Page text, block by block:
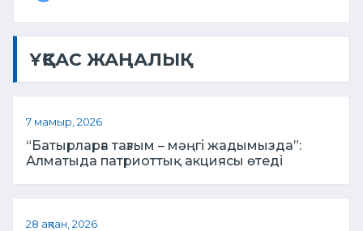
ҰҚСАС ЖАҢАЛЫҚ
7 мамыр, 2026
“Батырларға тағзым – мәңгі жадымызда”:
Алматыда патриоттық акциясы өтеді
28 ақпан, 2026